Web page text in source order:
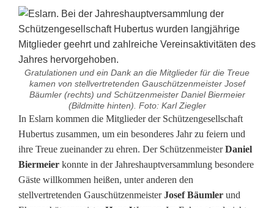
Gratulationen und ein Dank an die Mitglieder für die Treue
kamen von stellvertretenden Gauschützenmeister Josef
Bäumler (rechts) und Schützenmeister Daniel Biermeier
(Bildmitte hinten). Foto: Karl Ziegler
E
h
r
u
In Eslarn kommen die Mitglieder der Schützengesellschaft
Hubertus zusammen, um ein besonderes Jahr zu feiern und
ihre Treue zueinander zu ehren. Der SchützenmeisterDaniel
Biermeier konnte in der Jahreshauptversammlung besondere
Gäste willkommen heißen, unter anderen den
stellvertretenden GauschützenmeisterJosef Bäumler und